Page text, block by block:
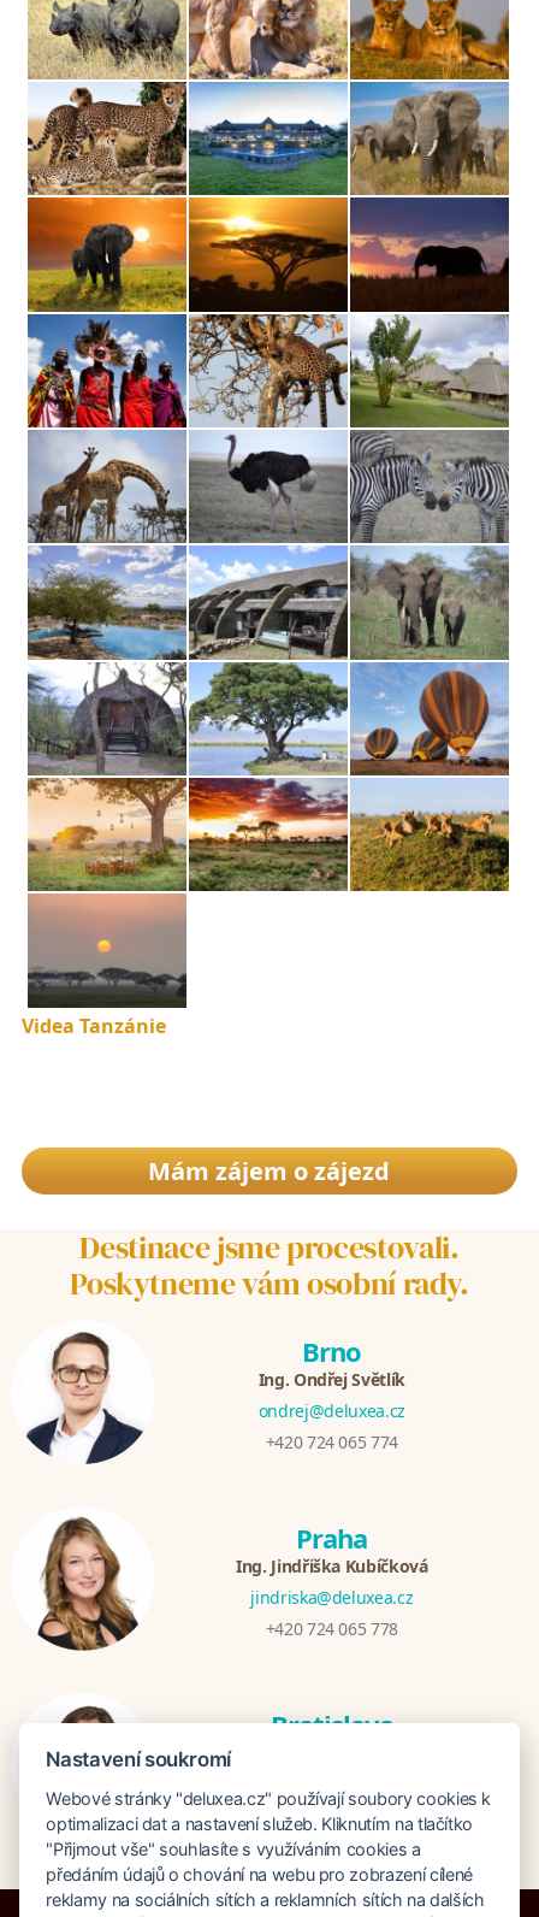
Videa Tanzánie
Mám zájem o zájezd
Destinace jsme procestovali.
Poskytneme vám osobní rady.
Brno
Ing. Ondřej Světlík
ondrej@deluxea.cz
+420 724 065 774
Praha
Ing. Jindřiška Kubíčková
jindriska@deluxea.cz
+420 724 065 778
Bratislava
+421 948 759 074
Nastavení soukromí
Webové stránky "deluxea.cz" používají soubory cookies k
optimalizaci dat a nastavení služeb. Kliknutím na tlačítko
"Přijmout vše" souhlasíte s využíváním cookies a
předáním údajů o chování na webu pro zobrazení cílené
reklamy na sociálních sítích a reklamních sítích na dalších